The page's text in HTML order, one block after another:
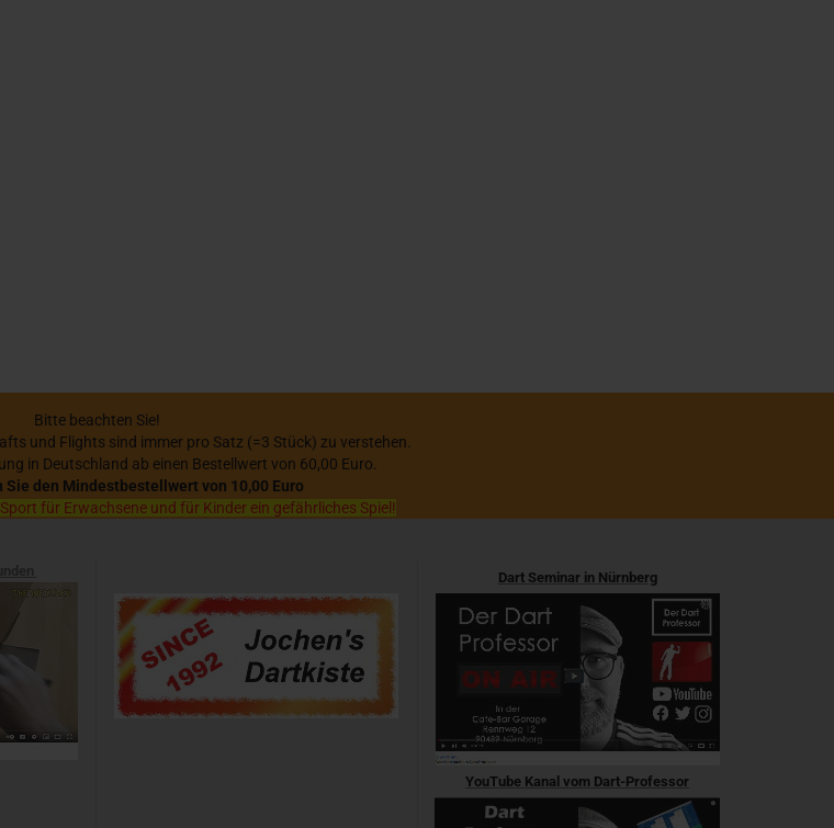
Bitte beachten Sie!
und Flights sind immer pro Satz (=3 Stück) zu verstehen.
in Deutschland ab einen Bestellwert von 60,00 Euro.
Sie den Mindestbestellwert von 10,00 Euro
für Erwachsene und für Kinder ein gefährliches Spiel!
Dart Seminar in Nürnberg
YouTube Kanal vom Dart-Professor